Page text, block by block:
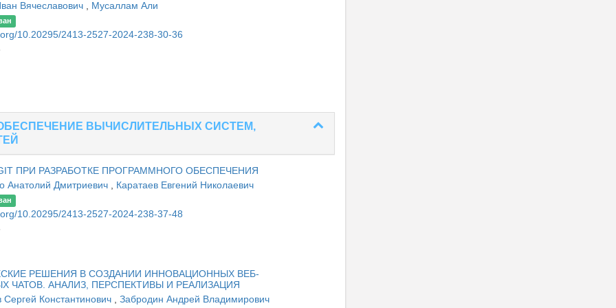
Вячеславович , Мусаллам Али
10.20295/2413-2527-2024-238-30-36
ВЫЧИСЛИТЕЛЬНЫХ СИСТЕМ,
ПРИ РАЗРАБОТКЕ ПРОГРАММНОГО ОБЕСПЕЧЕНИЯ
Анатолий Дмитриевич , Каратаев Евгений Николаевич
10.20295/2413-2527-2024-238-37-48
РЕШЕНИЯ В СОЗДАНИИ ИННОВАЦИОННЫХ ВЕБ-
АНАЛИЗ, ПЕРСПЕКТИВЫ И РЕАЛИЗАЦИЯ
Сергей Константинович , Забродин Андрей Владимирович